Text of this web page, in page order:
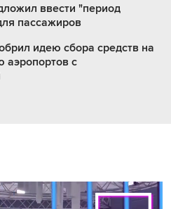
ввести "период
пассажиров
идею сбора средств на
аэропортов с